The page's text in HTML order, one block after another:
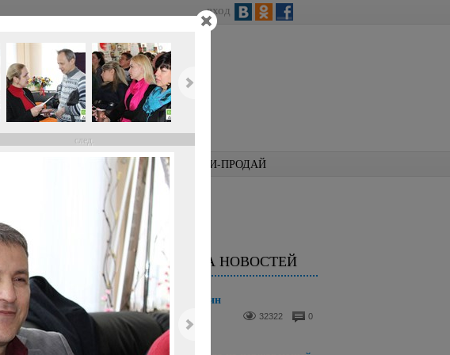
вход
КОНКУРСЫ КУПИ-ПРОДАЙ
след.
ЛЕНТА НОВОСТЕЙ
Аналізи для тварин
14 августа 2025 32322 0